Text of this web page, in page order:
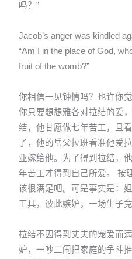
吗？”
Jacob’s anger was kindled
“Am I in the place of God,
fruit of the womb?”
你相信一见钟情吗？也许你
你只要想想雅各对拉结的爱
结，他甘愿做七年苦工，且
了，他的岳父拉班看准他爱
亚嫁给他。为了得到拉结，
年苦工才得到自己所爱。 按
该很满足吧。可是事实是：
工具，彼此嫉妒，一场生子
拉结不因得到丈夫的宠爱而
妒，一吵二闹把家庭的争斗